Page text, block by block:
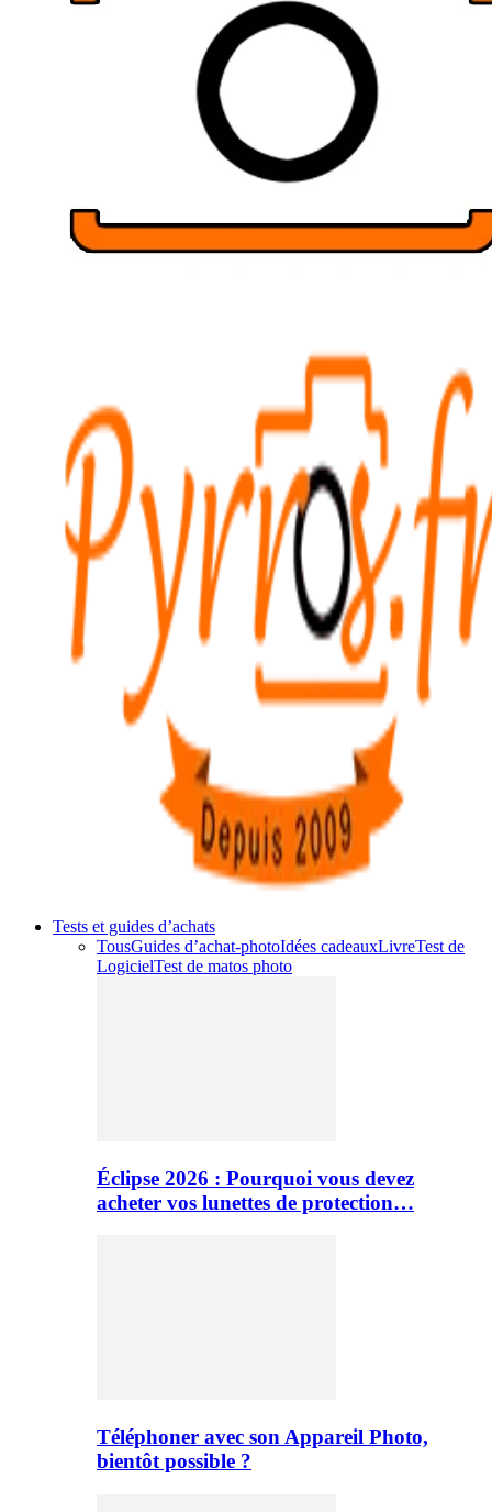
Tests et guides d’achats
TousGuides d’achat-photoIdées cadeauxLivreTest de
LogicielTest de matos photo
Éclipse 2026 : Pourquoi vous devez
acheter vos lunettes de protection…
Téléphoner avec son Appareil Photo,
bientôt possible ?